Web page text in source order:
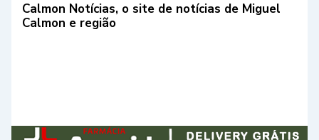
Calmon Notícias, o site de notícias de Miguel
Calmon e região